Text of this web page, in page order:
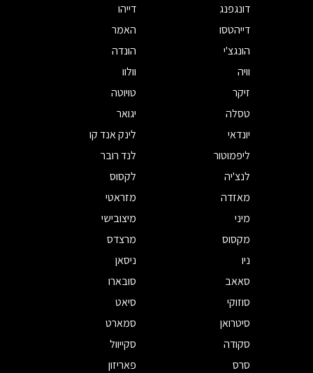
דונגפנג
דייהו
דייהטסו
האמר
הונגצ'י
הונדה
וויה
וולוו
זיקר
טויוטה
טסלה
יגואר
יונדאי
לינק אנד קו
ליפמוטור
לנד רובר
לנצ'יה
לקסוס
מאזדה
מזראטי
מיני
מיצובישי
מקסוס
מרצדס
ניו
ניסאן
סאאב
סובארו
סוזוקי
סיאט
סיטרואן
סמארט
סקודה
סקייוול
סרס
פאריזון